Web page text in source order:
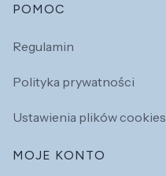
POMOC
Regulamin
Polityka prywatności
Ustawienia plików cookies
MOJE KONTO